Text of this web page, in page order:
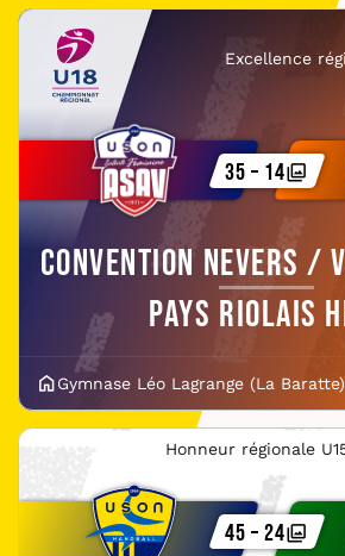
Excellence
Convention Nevers /
Pays Riolais
35 – 14
Gymnase Léo Lagrange (La Baratte)
Honneur régionale
45 – 24